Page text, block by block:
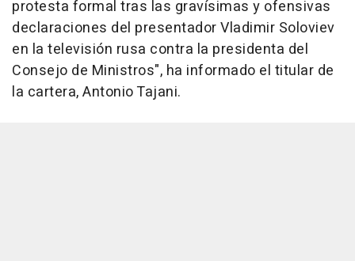
protesta formal tras las gravísimas y ofensivas
declaraciones del presentador Vladimir Soloviev
en la televisión rusa contra la presidenta del
Consejo de Ministros", ha informado el titular de
la cartera, Antonio Tajani.